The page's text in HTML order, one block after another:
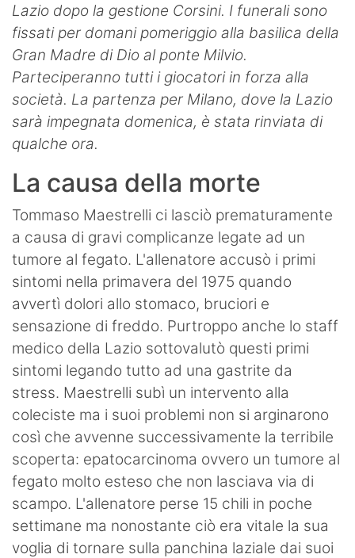
Lazio dopo la gestione Corsini. I funerali sono
fissati per domani pomeriggio alla basilica della
Gran Madre di Dio al ponte Milvio.
Parteciperanno tutti i giocatori in forza alla
società. La partenza per Milano, dove la Lazio
sarà impegnata domenica, è stata rinviata di
qualche ora.
La causa della morte
Tommaso Maestrelli ci lasciò prematuramente
a causa di gravi complicanze legate ad un
tumore al fegato. L'allenatore accusò i primi
sintomi nella primavera del 1975 quando
avvertì dolori allo stomaco, bruciori e
sensazione di freddo. Purtroppo anche lo staff
medico della Lazio sottovalutò questi primi
sintomi legando tutto ad una gastrite da
stress. Maestrelli subì un intervento alla
coleciste ma i suoi problemi non si arginarono
così che avvenne successivamente la terribile
scoperta: epatocarcinoma ovvero un tumore al
fegato molto esteso che non lasciava via di
scampo. L'allenatore perse 15 chili in poche
settimane ma nonostante ciò era vitale la sua
voglia di tornare sulla panchina laziale dai suoi